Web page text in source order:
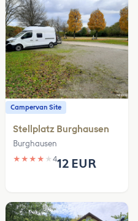
Campervan Site
Stellplatz Burghausen
Burghausen
★ ★ ★ ★ ★ 412 EUR